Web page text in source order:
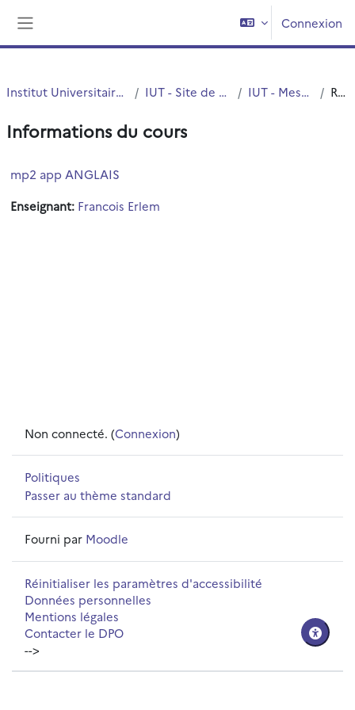
Connexion
Institut Universitaire de Technologie (IUT) IUT - Site de Villeneuve d'Ascq IUT - Mesures Physiques Résumé
Informations du cours
mp2 app ANGLAIS
Enseignant: Francois Erlem
Non connecté. (Connexion)
Politiques
Passer au thème standard
Fourni par Moodle
Réinitialiser les paramètres d'accessibilité
Données personnelles
Mentions légales
Contacter le DPO
-->